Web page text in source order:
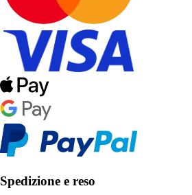
Spedizione e reso